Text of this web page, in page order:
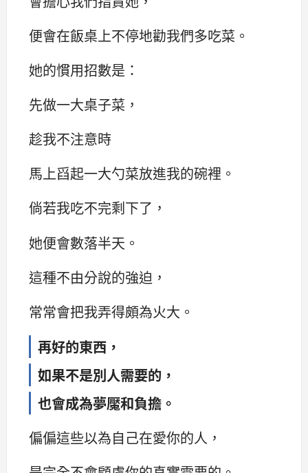
便會在飯桌上不停地勸我們多吃菜。
她的慣用招數是：
先做一大桌子菜，
趁我不注意時
馬上舀起一大勺菜放進我的碗裡。
倘若我吃不完剩下了，
她便會數落半天。
這種不由分說的強迫，
常常會把我弄得頗為火大。
再好的東西，
如果不是別人需要的，
也會成為夢魘和負擔。
偏偏這些以為自己在愛你的人，